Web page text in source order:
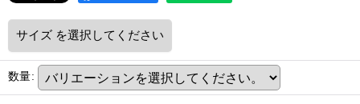
サイズ を選択してください
数量: